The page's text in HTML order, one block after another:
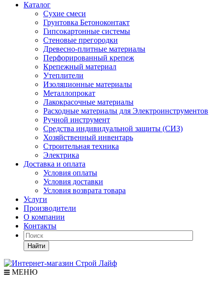
Каталог
Сухие смеси
Грунтовка Бетоноконтакт
Гипсокартонные системы
Стеновые прегородки
Древесно-плитные материалы
Перфорированный крепеж
Крепежный материал
Утеплители
Изоляционные материалы
Металлопрокат
Лакокрасочные материалы
Расходные материалы для Электроинструментов
Ручной инструмент
Средства индивидуальной защиты (СИЗ)
Хозяйственный инвентарь
Строительная техника
Электрика
Доставка и оплата
Условия оплаты
Условия доставки
Условия возврата товара
Услуги
Производители
О компании
Контакты
Найти
МЕНЮ